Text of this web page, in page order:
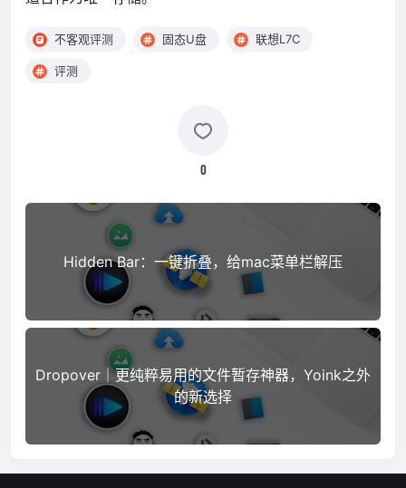
不客观评测 固态U盘 联想L7C
评测
0
Hidden Bar：一键折叠，给mac菜单栏解压
Dropover｜更纯粹易用的文件暂存神器，Yoink之外
的新选择